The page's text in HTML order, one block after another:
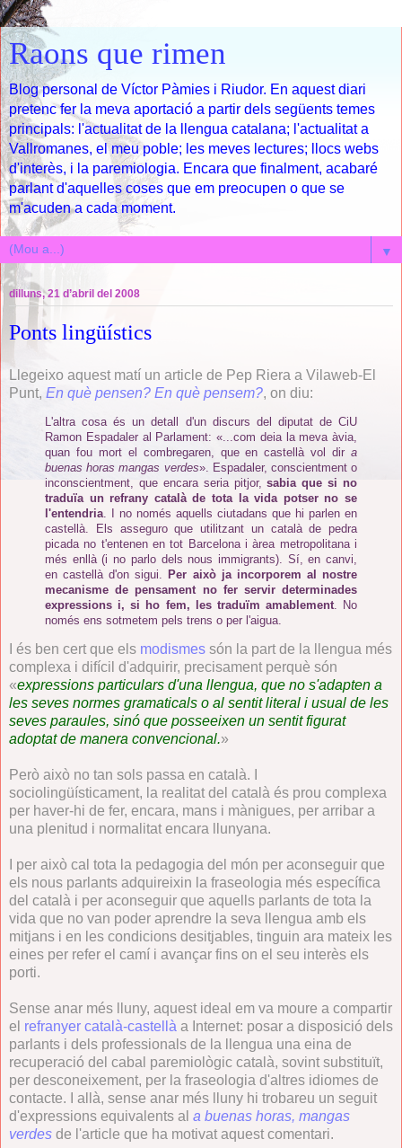
Raons que rimen
Blog personal de Víctor Pàmies i Riudor. En aquest diari
pretenc fer la meva aportació a partir dels següents temes
principals: l'actualitat de la llengua catalana; l'actualitat a
Vallromanes, el meu poble; les meves lectures; llocs webs
d'interès, i la paremiologia. Encara que finalment, acabaré
parlant d'aquelles coses que em preocupen o que se
m'acuden a cada moment.
▼
dilluns, 21 d’abril del 2008
Ponts lingüístics
Llegeixo aquest matí un article de Pep Riera a Vilaweb-El
Punt, En què pensen? En què pensem?, on diu:
L'altra cosa és un detall d'un discurs del diputat de CiU
Ramon Espadaler al Parlament: «...com deia la meva àvia,
quan fou mort el combregaren, que en castellà vol dir a
buenas horas mangas verdes». Espadaler, conscientment o
inconscientment, que encara seria pitjor,sabia que si no
traduïa un refrany català de tota la vida potser no se
l'entendria. I no només aquells ciutadans que hi parlen en
castellà. Els asseguro que utilitzant un català de pedra
picada no t'entenen en tot Barcelona i àrea metropolitana i
més enllà (i no parlo dels nous immigrants). Sí, en canvi,
en castellà d'on sigui. Per això ja incorporem al nostre
mecanisme de pensament no fer servir determinades
expressions i, si ho fem, les traduïm amablement. No
només ens sotmetem pels trens o per l'aigua.
I és ben cert que els modismes són la part de la llengua més
complexa i difícil d'adquirir, precisament perquè són
«expressions particulars d'una llengua, que no s'adapten a
les seves normes gramaticals o al sentit literal i usual de les
seves paraules, sinó que posseeixen un sentit figurat
adoptat de manera convencional.»
Però això no tan sols passa en català. I
sociolingüísticament, la realitat del català és prou complexa
per haver-hi de fer, encara, mans i mànigues, per arribar a
una plenitud i normalitat encara llunyana.
I per això cal tota la pedagogia del món per aconseguir que
els nous parlants adquireixin la fraseologia més específica
del català i per aconseguir que aquells parlants de tota la
vida que no van poder aprendre la seva llengua amb els
mitjans i en les condicions desitjables, tinguin ara mateix les
eines per refer el camí i avançar fins on el seu interès els
porti.
Sense anar més lluny, aquest ideal em va moure a compartir
el refranyer català-castellà a Internet: posar a disposició dels
parlants i dels professionals de la llengua una eina de
recuperació del cabal paremiològic català, sovint substituït,
per desconeixement, per la fraseologia d'altres idiomes de
contacte. I allà, sense anar més lluny hi trobareu un seguit
d'expressions equivalents al a buenas horas, mangas
verdes de l'article que ha motivat aquest comentari.